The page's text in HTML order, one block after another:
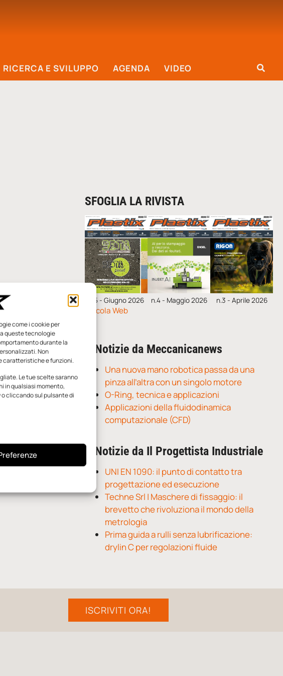
come i cookie per
queste tecnologie
durante la
Non
caratteristiche e funzioni.
Le tue scelte saranno
in qualsiasi momento,
cliccando sul pulsante di
RICERCA E SVILUPPO AGENDA VIDEO
SFOGLIA LA RIVISTA
n.5 - Giugno 2026 n.4 - Maggio 2026 n.3 - Aprile 2026
Edicola Web
Notizie da Meccanicanews
Una nuova mano robotica passa da una
pinza all’altra con un singolo motore
O-Ring, tecnica e applicazioni
Applicazioni della fluidodinamica
computazionale (CFD)
Notizie da Il Progettista Industriale
UNI EN 1090: il punto di contatto tra
progettazione ed esecuzione
Techne Srl | Maschere di fissaggio: il
brevetto che rivoluziona il mondo della
metrologia
Prima guida a rulli senza lubrificazione:
drylin C per regolazioni fluide
ISCRIVITI ORA!